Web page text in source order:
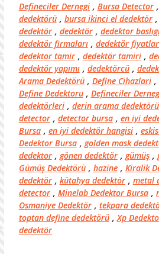
Defineciler Dernegi , Bursa Detector ,
dedektörü , bursa ikinci el dedektör ,
dedektör , dedektör , dedektor
dedektör firmaları , dedektör
dedektor tamir , dedektör tamiri ,
dedektör yapımı , dedektörcü ,
Arama Dedektörü , Define Cihazlari ,
Define Dedektoru , Defineciler
dedektörleri , derin arama dedektörü
detector , detector bursa , en iyi
Bursa , en iyi dedektör hangisi ,
Dedektor Bursa , golden mask
dedektor , gönen dedektör , gümüş ,
Gümüş Dedektörü , hazine , Kiralik
dedektör , kütahya dedektör , metal
detector , Minelab Dedektor Bursa ,
Osmaniye Dedektör , tekpara
toptan define dedektörü ,Xp
dedektör